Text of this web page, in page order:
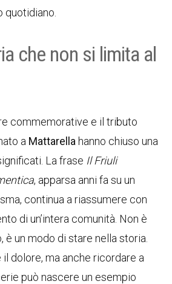
quotidiano.
che non si limita al
commemorative e il tributo
a Mattarella hanno chiuso una
La frase Il Friuli
, apparsa anni fa su un
continua a riassumere con
di un’intera comunità. Non è
è un modo di stare nella storia.
dolore, ma anche ricordare a
può nascere un esempio